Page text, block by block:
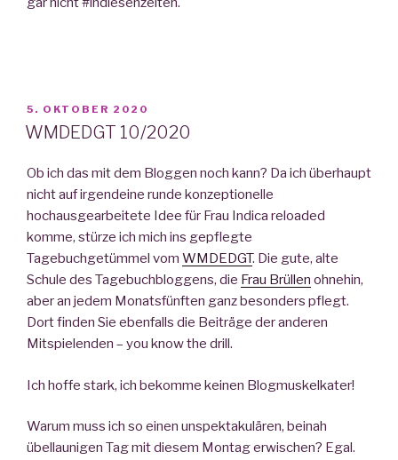
VERÖFFENTLICHT
AM
5. OKTOBER 2020
WMDEDGT 10/2020
Ob ich das mit dem Bloggen noch kann? Da ich überhaupt
nicht auf irgendeine runde konzeptionelle
hochausgearbeitete Idee für Frau Indica reloaded
komme, stürze ich mich ins gepflegte
Tagebuchgetümmel vom WMDEDGT. Die gute, alte
Schule des Tagebuchbloggens, die Frau Brüllen ohnehin,
aber an jedem Monatsfünften ganz besonders pflegt.
Dort finden Sie ebenfalls die Beiträge der anderen
Mitspielenden – you know the drill.
Ich hoffe stark, ich bekomme keinen Blogmuskelkater!
Warum muss ich so einen unspektakulären, beinah
übellaunigen Tag mit diesem Montag erwischen? Egal.